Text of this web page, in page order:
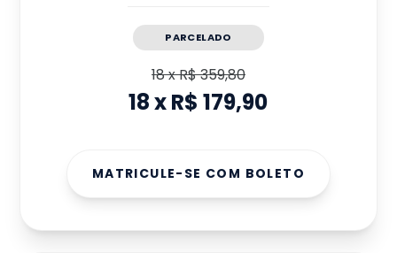
PARCELADO
18xR$ 359,80
18xR$ 179,90
MATRICULE-SE COM BOLETO